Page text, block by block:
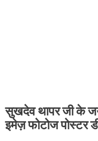
सुखदेव थापर जी के
इमेज़ फोटोज पोस्टर